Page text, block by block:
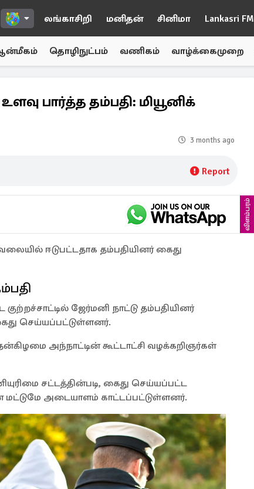
லங்காசிறி மனிதன் சினிமா Lankasri FM
தொழிநுட்பம் வணிகம் வாழ்க்கைமுறை
பார்த்த தம்பதி: மியூனிக்
3 months ago
Report
விளம்பரம்
ஈடுபட்டதாக தம்பதியினர் கைது
ஜேர்மனி நாட்டு தம்பதியினர்
செய்யப்பட்டுள்ளனர்.
அந்நாட்டின் கூட்டாட்சி வழக்கறிஞர்கள்
சட்டத்தின்படி, கைது செய்யப்பட்ட
என மட்டுமே அடையாளம் காட்டப்பட்டுள்ளனர்.